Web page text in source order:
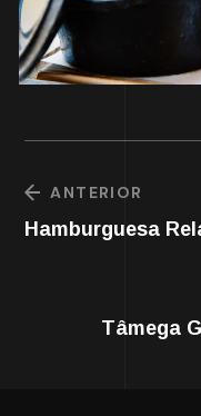
ANTERIOR
Hamburguesa
Tâmega